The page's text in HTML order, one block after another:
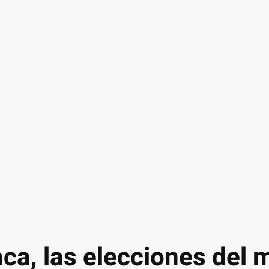
las elecciones del